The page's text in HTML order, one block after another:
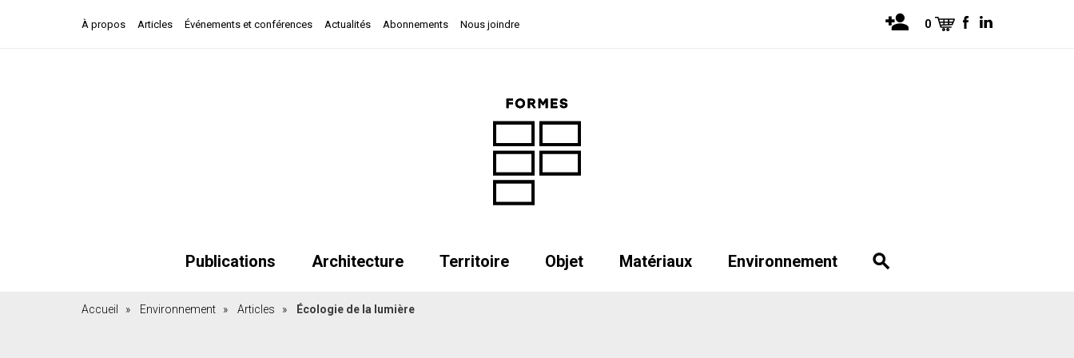
À propos Articles Événements et conférences Actualités Abonnements Nous joindre 0
Publications Architecture Territoire Objet Matériaux Environnement
Accueil » Environnement » Articles » Écologie de la lumière